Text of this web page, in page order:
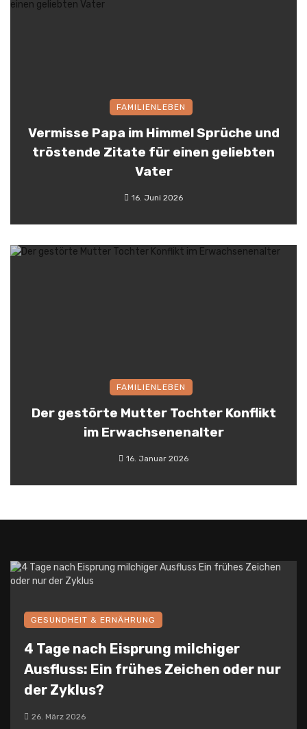
FAMILIENLEBEN
Vermisse Papa im Himmel Sprüche und
tröstende Zitate für einen geliebten
Vater
16. Juni 2026
FAMILIENLEBEN
Der gestörte Mutter Tochter Konflikt
im Erwachsenenalter
16. Januar 2026
GESUNDHEIT & ERNÄHRUNG
4 Tage nach Eisprung milchiger
Ausfluss: Ein frühes Zeichen oder nur
der Zyklus?
26. März 2026